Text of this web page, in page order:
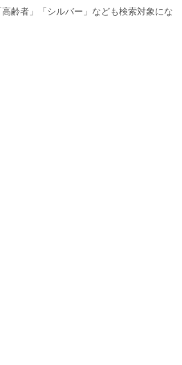
齢者」「シルバー」なども検索対象にな